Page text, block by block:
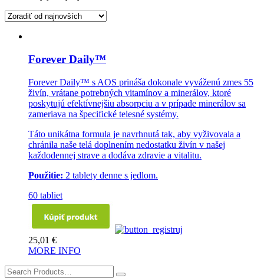
Forever Daily™
Forever Daily™ s AOS prináša dokonale vyváženú zmes 55
živín, vrátane potrebných vitamínov a minerálov, ktoré
poskytujú efektívnejšiu absorpciu a v prípade minerálov sa
zameriava na špecifické telesné systémy.
Táto unikátna formula je navrhnutá tak, aby vyživovala a
chránila naše telá doplnením nedostatku živín v našej
každodennej strave a dodáva zdravie a vitalitu.
Použitie: 2 tablety denne s jedlom.
60 tabliet
25,01 €
MORE INFO
Search